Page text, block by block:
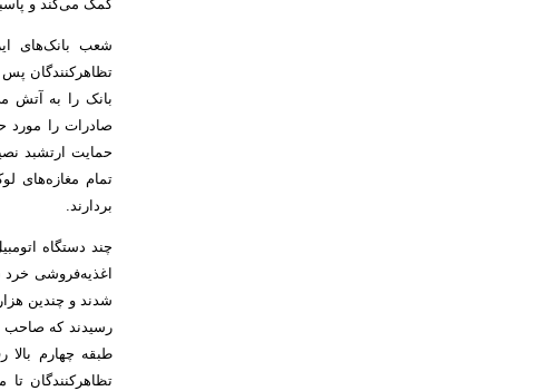
کمک می‌کند و
شعب بانک‌های
تظاهرکنندگان
بانک را به آتش
صادرات را مورد
حمایت ارتشبد
تمام مغازه‌های
بردارند.
چند دستگاه
اغذیه‌فروشی
شدند و چندین
رسیدند که صاحب
طبقه چهارم
تظاهرکنندگان